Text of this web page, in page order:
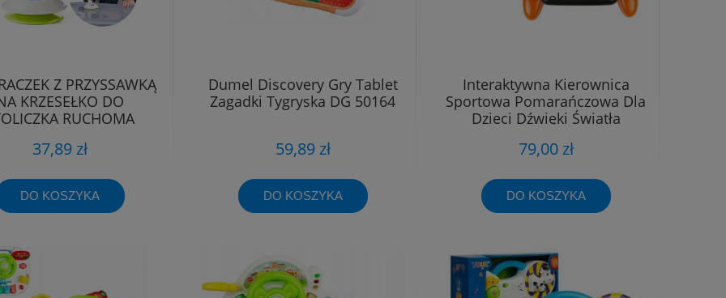
Z PRZYSSAWKĄ
KRZESEŁKO DO
RUCHOMA
37,89 zł
DO KOSZYKA
Dumel Discovery Gry Tablet
Zagadki Tygryska DG 50164
59,89 zł
DO KOSZYKA
Interaktywna Kierownica
Sportowa Pomarańczowa Dla
Dzieci Dźwięki Światła
79,00 zł
DO KOSZYKA